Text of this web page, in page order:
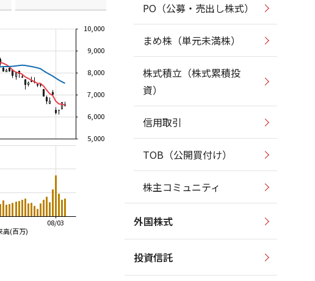
高(百万)
08/03
5,000
6,000
7,000
8,000
9,000
10,000
PO（公募・売出し株式）
まめ株（単元未満株）
株式積立（株式累積投
資）
信用取引
TOB（公開買付け）
株主コミュニティ
外国株式
投資信託